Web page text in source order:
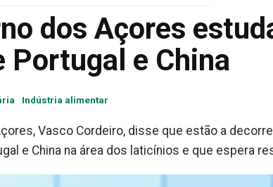
dos Açores
Portugal e China
Indústria alimentar
Vasco Cordeiro, disse que estão a
e China na área dos laticínios e que espera